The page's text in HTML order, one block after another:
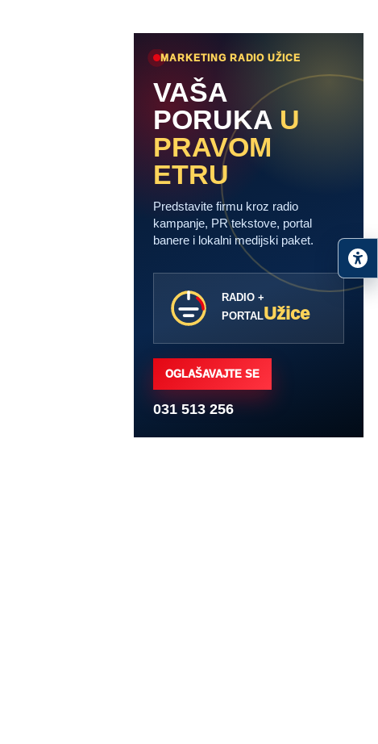
MARKETING RADIO UŽICE
VAŠA
PORUKA U
PRAVOM
ETRU
Predstavite firmu kroz radio
kampanje, PR tekstove, portal
banere i lokalni medijski paket.
RADIO +
PORTALUžice
OGLAŠAVAJTE SE
031 513 256